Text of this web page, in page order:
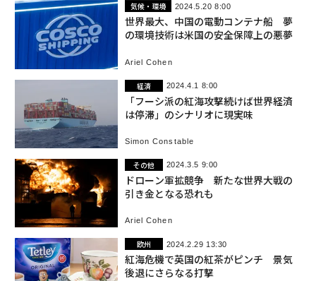
気候・環境 2024.5.20 8:00
世界最大、中国の電動コンテナ船 夢
の環境技術は米国の安全保障上の悪夢
Ariel Cohen
経済 2024.4.1 8:00
「フーシ派の紅海攻撃続けば世界経済
は停滞」のシナリオに現実味
Simon Constable
その他 2024.3.5 9:00
ドローン軍拡競争 新たな世界大戦の
引き金となる恐れも
Ariel Cohen
欧州 2024.2.29 13:30
紅海危機で英国の紅茶がピンチ 景気
後退にさらなる打撃